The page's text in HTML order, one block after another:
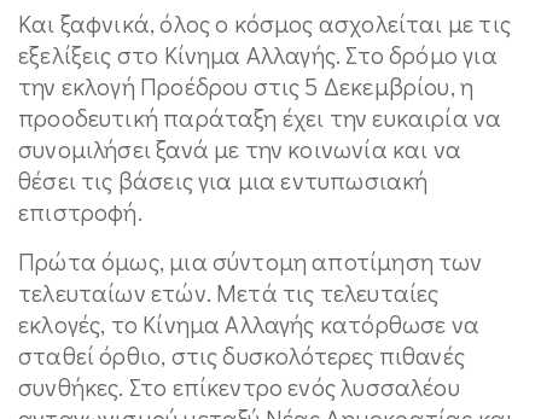
Και ξαφνικά, όλος ο κόσμος ασχολείται με τις
εξελίξεις στο Κίνημα Αλλαγής. Στο δρόμο για
την εκλογή Προέδρου στις 5 Δεκεμβρίου, η
προοδευτική παράταξη έχει την ευκαιρία να
συνομιλήσει ξανά με την κοινωνία και να
θέσει τις βάσεις για μια εντυπωσιακή
επιστροφή.
Πρώτα όμως, μια σύντομη αποτίμηση των
τελευταίων ετών. Μετά τις τελευταίες
εκλογές, το Κίνημα Αλλαγής κατόρθωσε να
σταθεί όρθιο, στις δυσκολότερες πιθανές
συνθήκες. Στο επίκεντρο ενός λυσσαλέου